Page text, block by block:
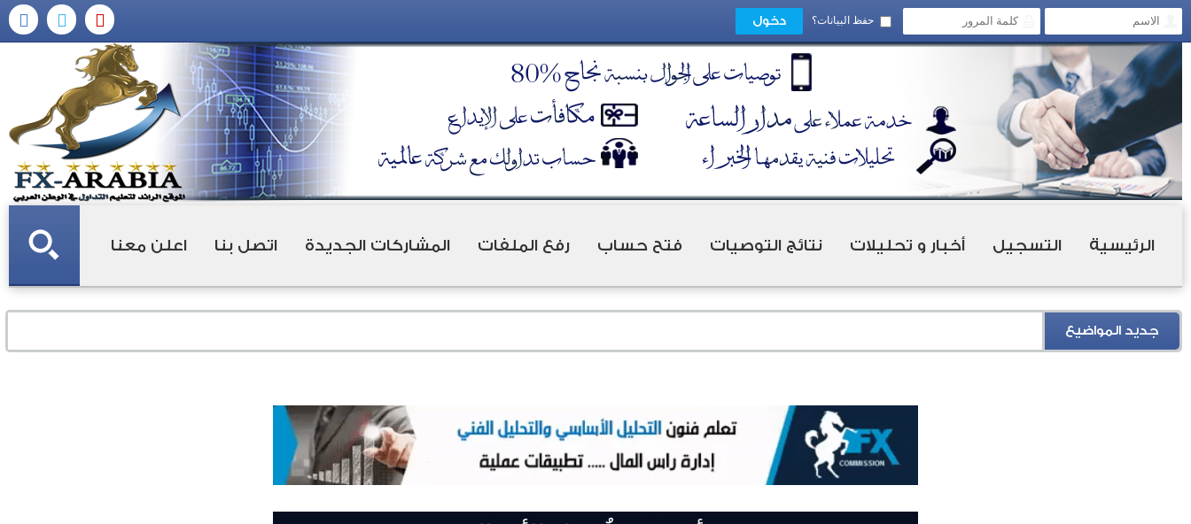
حفظ البيانات؟
الرئيسية التسجيل أخبار و تحليلات نتائج التوصيات فتح حساب رفع الملفات المشاركات الجديدة اتصل بنا اعلن معنا
جديد المواضيع